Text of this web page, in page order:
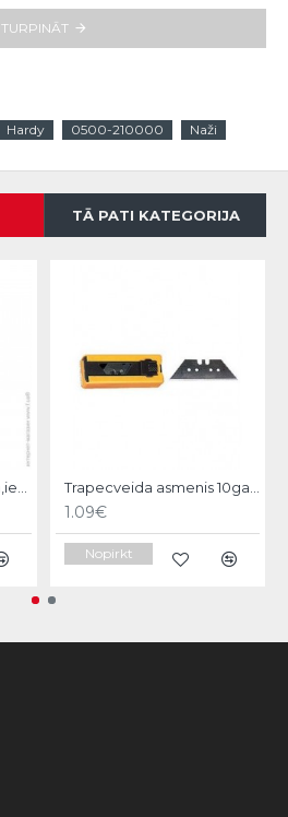
TURPINĀT
Hardy 0500-210000 Naži
TĀ PATI KATEGORIJA
Zīmuļu komplekts 8cm,iep.12gb, Hardy Trapecveida asmenis 10gab, Hardy
1.09€
Nopirkt